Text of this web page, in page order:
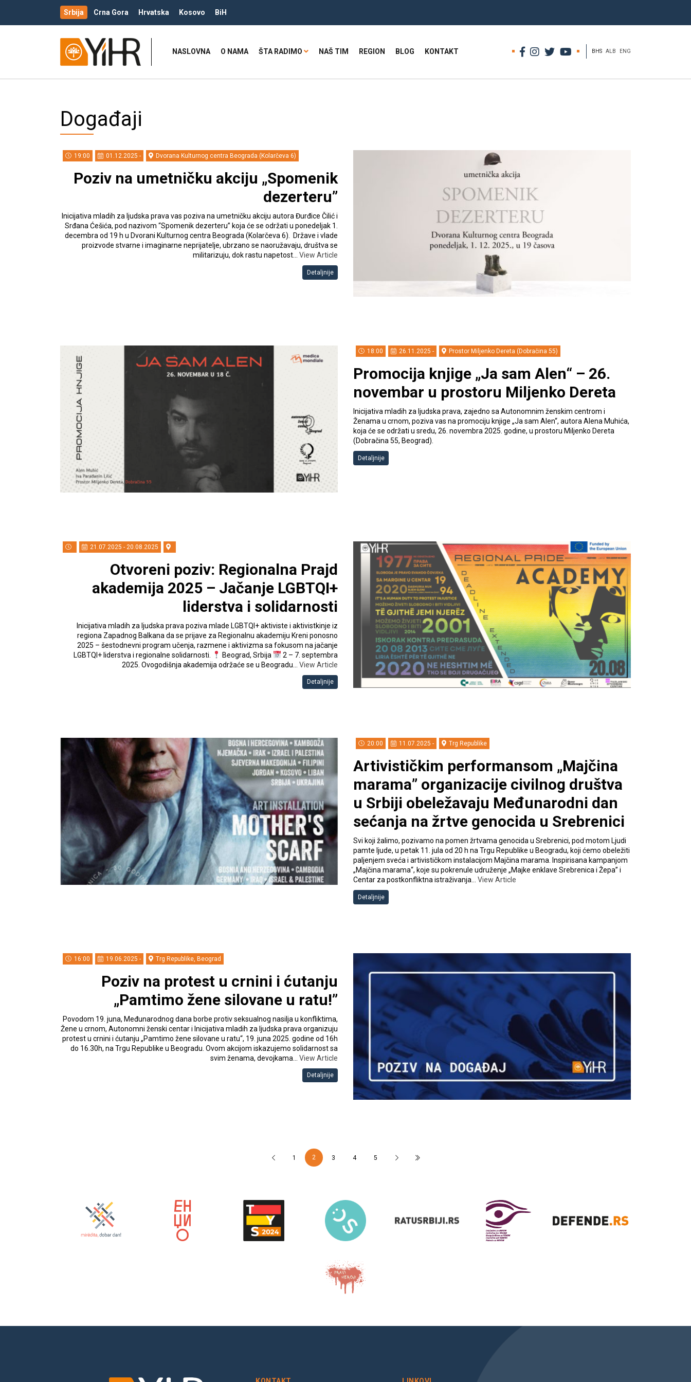
Srbija Crna Gora Hrvatska Kosovo BiH
NASLOVNA O NAMA ŠTA RADIMO NAŠ TIM REGION BLOG KONTAKT BHS ALB ENG
Događaji
19:00 01.12.2025 - Dvorana Kulturnog centra Beograda (Kolarčeva 6)
Poziv na umetničku akciju „Spomenik
dezerteru”
Inicijativa mladih za ljudska prava vas poziva na umetničku akciju autora Đurđice Čilić i
Srđana Ćešića, pod nazivom “Spomenik dezerteru” koja će se održati u ponedeljak 1.
decembra od 19 h u Dvorani Kulturnog centra Beograda (Kolarčeva 6). Države i vlade
proizvode stvarne i imaginarne neprijatelje, ubrzano se naoružavaju, društva se
militarizuju, dok rastu napetost… View Article
Detaljnije
18:00 26.11.2025 - Prostor Miljenko Dereta (Dobračina 55)
Promocija knjige „Ja sam Alen“ – 26.
novembar u prostoru Miljenko Dereta
Inicijativa mladih za ljudska prava, zajedno sa Autonomnim ženskim centrom i
Ženama u crnom, poziva vas na promociju knjige „Ja sam Alen“, autora Alena Muhića,
koja će se održati u sredu, 26. novembra 2025. godine, u prostoru Miljenko Dereta
(Dobračina 55, Beograd).
Detaljnije
21.07.2025 - 20.08.2025
Otvoreni poziv: Regionalna Prajd
akademija 2025 – Jačanje LGBTQI+
liderstva i solidarnosti
Inicijativa mladih za ljudska prava poziva mlade LGBTQI+ aktiviste i aktivistkinje iz
regiona Zapadnog Balkana da se prijave za Regionalnu akademiju Kreni ponosno
2025 – šestodnevni program učenja, razmene i aktivizma sa fokusom na jačanje
LGBTQI+ liderstva i regionalne solidarnosti.
Beograd, Srbija
2 – 7. septembra
2025. Ovogodišnja akademija održaće se u Beogradu… View Article
Detaljnije
20:00 11.07.2025 - Trg Republike
Artivističkim performansom „Majčina
marama” organizacije civilnog društva
u Srbiji obeležavaju Međunarodni dan
sećanja na žrtve genocida u Srebrenici
Svi koji žalimo, pozivamo na pomen žrtvama genocida u Srebrenici, pod motom Ljudi
pamte ljude, u petak 11. jula od 20 h na Trgu Republike u Beogradu, koji ćemo obeležiti
paljenjem sveća i artivističkom instalacijom Majčina marama. Inspirisana kampanjom
„Majčina marama“, koje su pokrenule udruženje „Majke enklave Srebrenica i Žepa” i
Centar za postkonfliktna istraživanja… View Article
Detaljnije
16:00 19.06.2025 - Trg Republike, Beograd
Poziv na protest u crnini i ćutanju
„Pamtimo žene silovane u ratu!”
Povodom 19. juna, Međunarodnog dana borbe protiv seksualnog nasilja u konfliktima,
Žene u crnom, Autonomni ženski centar i Inicijativa mladih za ljudska prava organizuju
protest u crnini i ćutanju „Pamtimo žene silovane u ratu“, 19. juna 2025. godine od 16h
do 16.30h, na Trgu Republike u Beogradu. Ovom akcijom iskazujemo solidarnost sa
svim ženama, devojkama… View Article
Detaljnije
1 2 3 4 5